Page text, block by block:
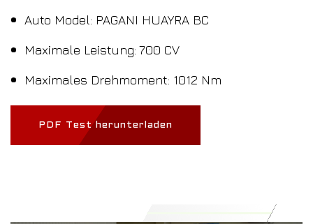
Auto Model: PAGANI HUAYRA BC
Maximale Leistung: 700 CV
Maximales Drehmoment: 1012 Nm
PDF Test herunterladen